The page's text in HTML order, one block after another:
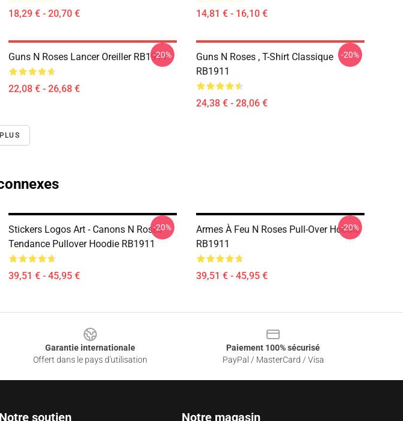
18,29 € - 20,70 € 14,81 € - 16,10 €
Guns N Roses Lancer Oreiller RB1911
22,08 € - 26,68 €
-20%
Guns N Roses , T-Shirt Classique
RB1911
24,38 € - 28,06 €
-20%
Stickers Logos Art - Canons N Roses
Tendance Pullover Hoodie RB1911
39,51 € - 45,95 €
-20%
Armes À Feu N Roses Pull-Over Hoodie
RB1911
39,51 € - 45,95 €
-20%
Garantie internationale
Offert dans le pays d'utilisation
Paiement 100% sécurisé
PayPal / MasterCard / Visa
Notre soutien Notre magasin